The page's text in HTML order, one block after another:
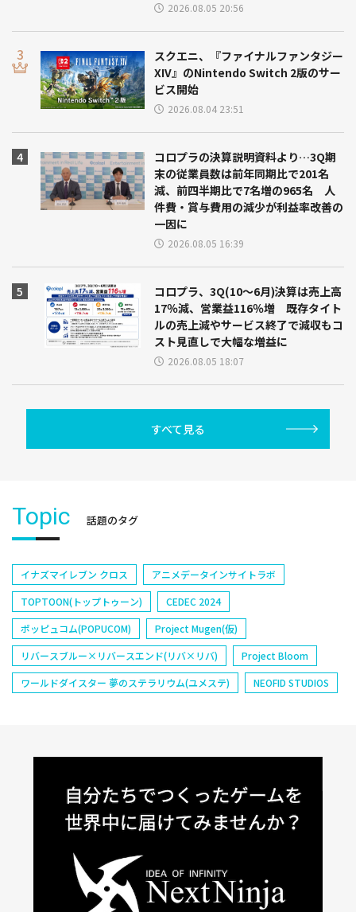
2026.08.05 20:56
スクエニ、『ファイナルファンタジー
XIV』のNintendo Switch 2版のサー
ビス開始
2026.08.04 23:51
コロプラの決算説明資料より…3Q期
末の従業員数は前年同期比で201名
減、前四半期比で7名増の965名 人
件費・賞与費用の減少が利益率改善の
一因に
2026.08.05 16:39
コロプラ、3Q(10～6月)決算は売上高
17％減、営業益116％増 既存タイト
ルの売上減やサービス終了で減収もコ
スト見直しで大幅な増益に
2026.08.05 18:07
すべて見る
Topic 話題のタグ
イナズマイレブン クロス
アニメデータインサイトラボ
TOPTOON(トップトゥーン)
CEDEC 2024
ポッピュコム(POPUCOM)
Project Mugen(仮)
リバースブルー×リバースエンド(リバ×リバ)
Project Bloom
ワールドダイスター 夢のステラリウム(ユメステ)
NEOFID STUDIOS